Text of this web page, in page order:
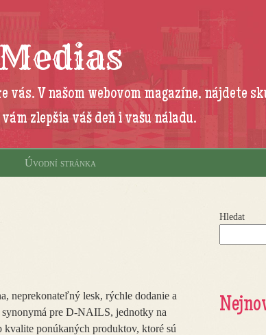
Medias
vás. V našom webovom magazíne, nájdete
zlepšia váš deň i vašu náladu.
Úvodní stránka
neprekonateľný lesk, rýchle dodanie a
synonymá pre D-NAILS, jednotky na
ponúkaných produktov, ktoré sú
Hledat